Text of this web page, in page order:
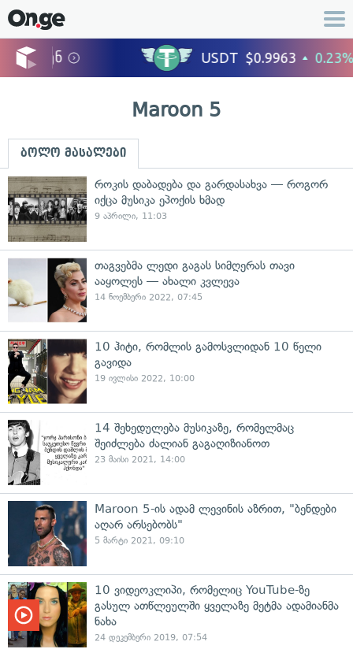
Maroon 5
ბოლო მასალები
როკის დაბადება და გარდასახვა — როგორ
იქცა მუსიკა ეპოქის ხმად
9 აპრილი, 11:03
თაგვებმა ლედი გაგას სიმღერას თავი
ააყოლეს — ახალი კვლევა
14 ნოემბერი 2022, 07:45
10 ჰიტი, რომლის გამოსვლიდან 10 წელი
გავიდა
19 ივლისი 2022, 10:00
14 შეხედულება მუსიკაზე, რომელმაც
შეიძლება ძალიან გაგაღიზიანოთ
23 მაისი 2021, 14:00
Maroon 5-ის ადამ ლევინის აზრით, "ბენდები
აღარ არსებობს"
5 მარტი 2021, 09:10
10 ვიდეოკლიპი, რომელიც YouTube-ზე
გასულ ათწლეულში ყველაზე მეტმა ადამიანმა
ნახა
24 დეკემბერი 2019, 07:54